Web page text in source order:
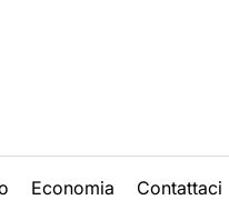
Economia Contattaci